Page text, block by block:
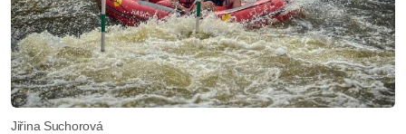
Jiřina Suchorová